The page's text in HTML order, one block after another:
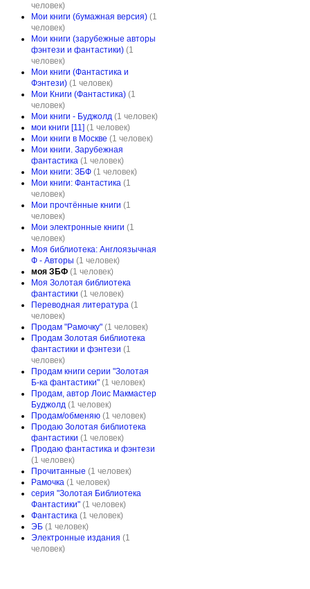
человек)
Мои книги (бумажная версия) (1
человек)
Мои книги (зарубежные авторы
фэнтези и фантастики) (1
человек)
Мои книги (Фантастика и
Фэнтези) (1 человек)
Мои Книги (Фантастика) (1
человек)
Мои книги - Буджолд (1 человек)
мои книги [11] (1 человек)
Мои книги в Москве (1 человек)
Мои книги. Зарубежная
фантастика (1 человек)
Мои книги: ЗБФ (1 человек)
Мои книги: Фантастика (1
человек)
Мои прочтённые книги (1
человек)
Мои электронные книги (1
человек)
Моя библиотека: Англоязычная
Ф - Авторы (1 человек)
моя ЗБФ (1 человек)
Моя Золотая библиотека
фантастики (1 человек)
Переводная литература (1
человек)
Продам "Рамочку" (1 человек)
Продам Золотая библиотека
фантастики и фэнтези (1
человек)
Продам книги серии "Золотая
Б-ка фантастики" (1 человек)
Продам, автор Лоис Макмастер
Буджолд (1 человек)
Продам/обменяю (1 человек)
Продаю Золотая библиотека
фантастики (1 человек)
Продаю фантастика и фэнтези
(1 человек)
Прочитанные (1 человек)
Рамочка (1 человек)
серия "Золотая Библиотека
Фантастики" (1 человек)
Фантастика (1 человек)
ЭБ (1 человек)
Электронные издания (1
человек)